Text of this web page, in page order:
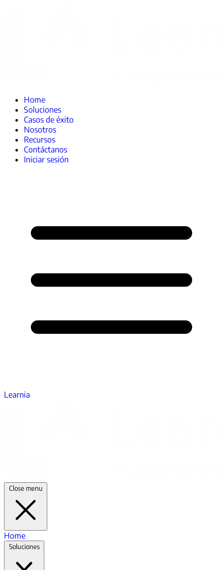
Home
Soluciones
Casos de éxito
Nosotros
Recursos
Contáctanos
Iniciar sesión
Learnia
Close menu
Home
Soluciones